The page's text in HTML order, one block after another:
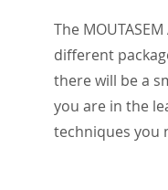
The
different
there will be a
you are in the
techniques you